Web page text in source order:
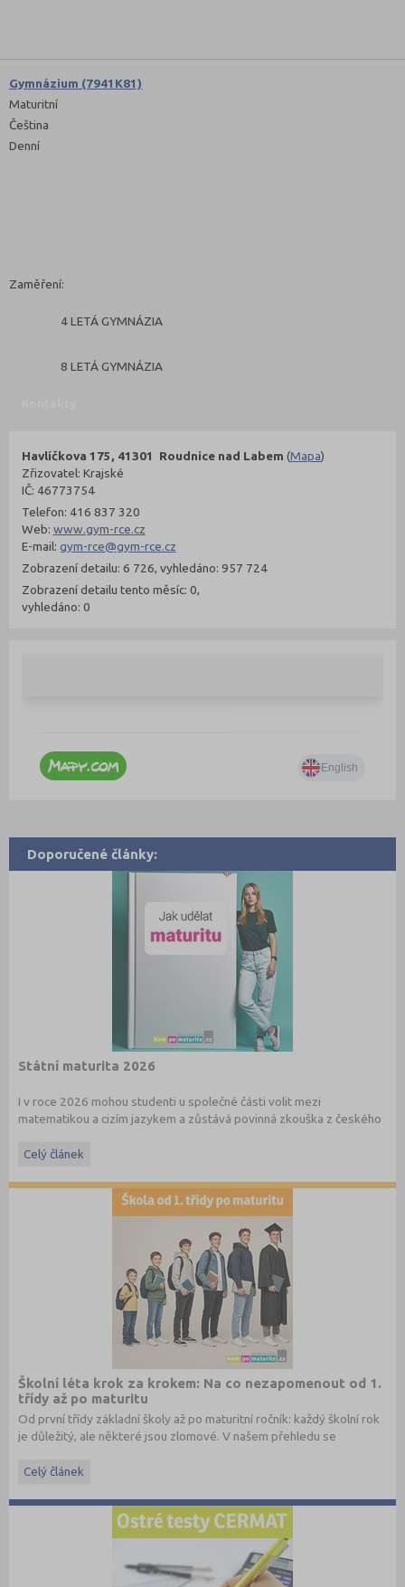
Gymnázium (7941K81)
Maturitní
Čeština
Denní
Zaměření:
4 LETÁ GYMNÁZIA
8 LETÁ GYMNÁZIA
Havlíčkova 175, 41301 Roudnice nad Labem (Mapa)
Zřizovatel: Krajské
IČ: 46773754
Telefon: 416 837 320
Web: www.gym-rce.cz
E-mail: gym-rce@gym-rce.cz
Zobrazení detailu: 6 726, vyhledáno: 957 724
Zobrazení detailu tento měsíc: 0,
vyhledáno: 0
Doporučené články:
Státní maturita 2026
I v roce 2026 mohou studenti u společné části volit mezi
matematikou a cizím jazykem a zůstává povinná zkouška z českého
informacemi.
Celý článek
Školní léta krok za krokem: Na co nezapomenout od 1.
třídy až po maturitu
Od první třídy základní školy až po maturitní ročník: každý školní rok
je důležitý, ale některé jsou zlomové. V našem přehledu se
Celý článek